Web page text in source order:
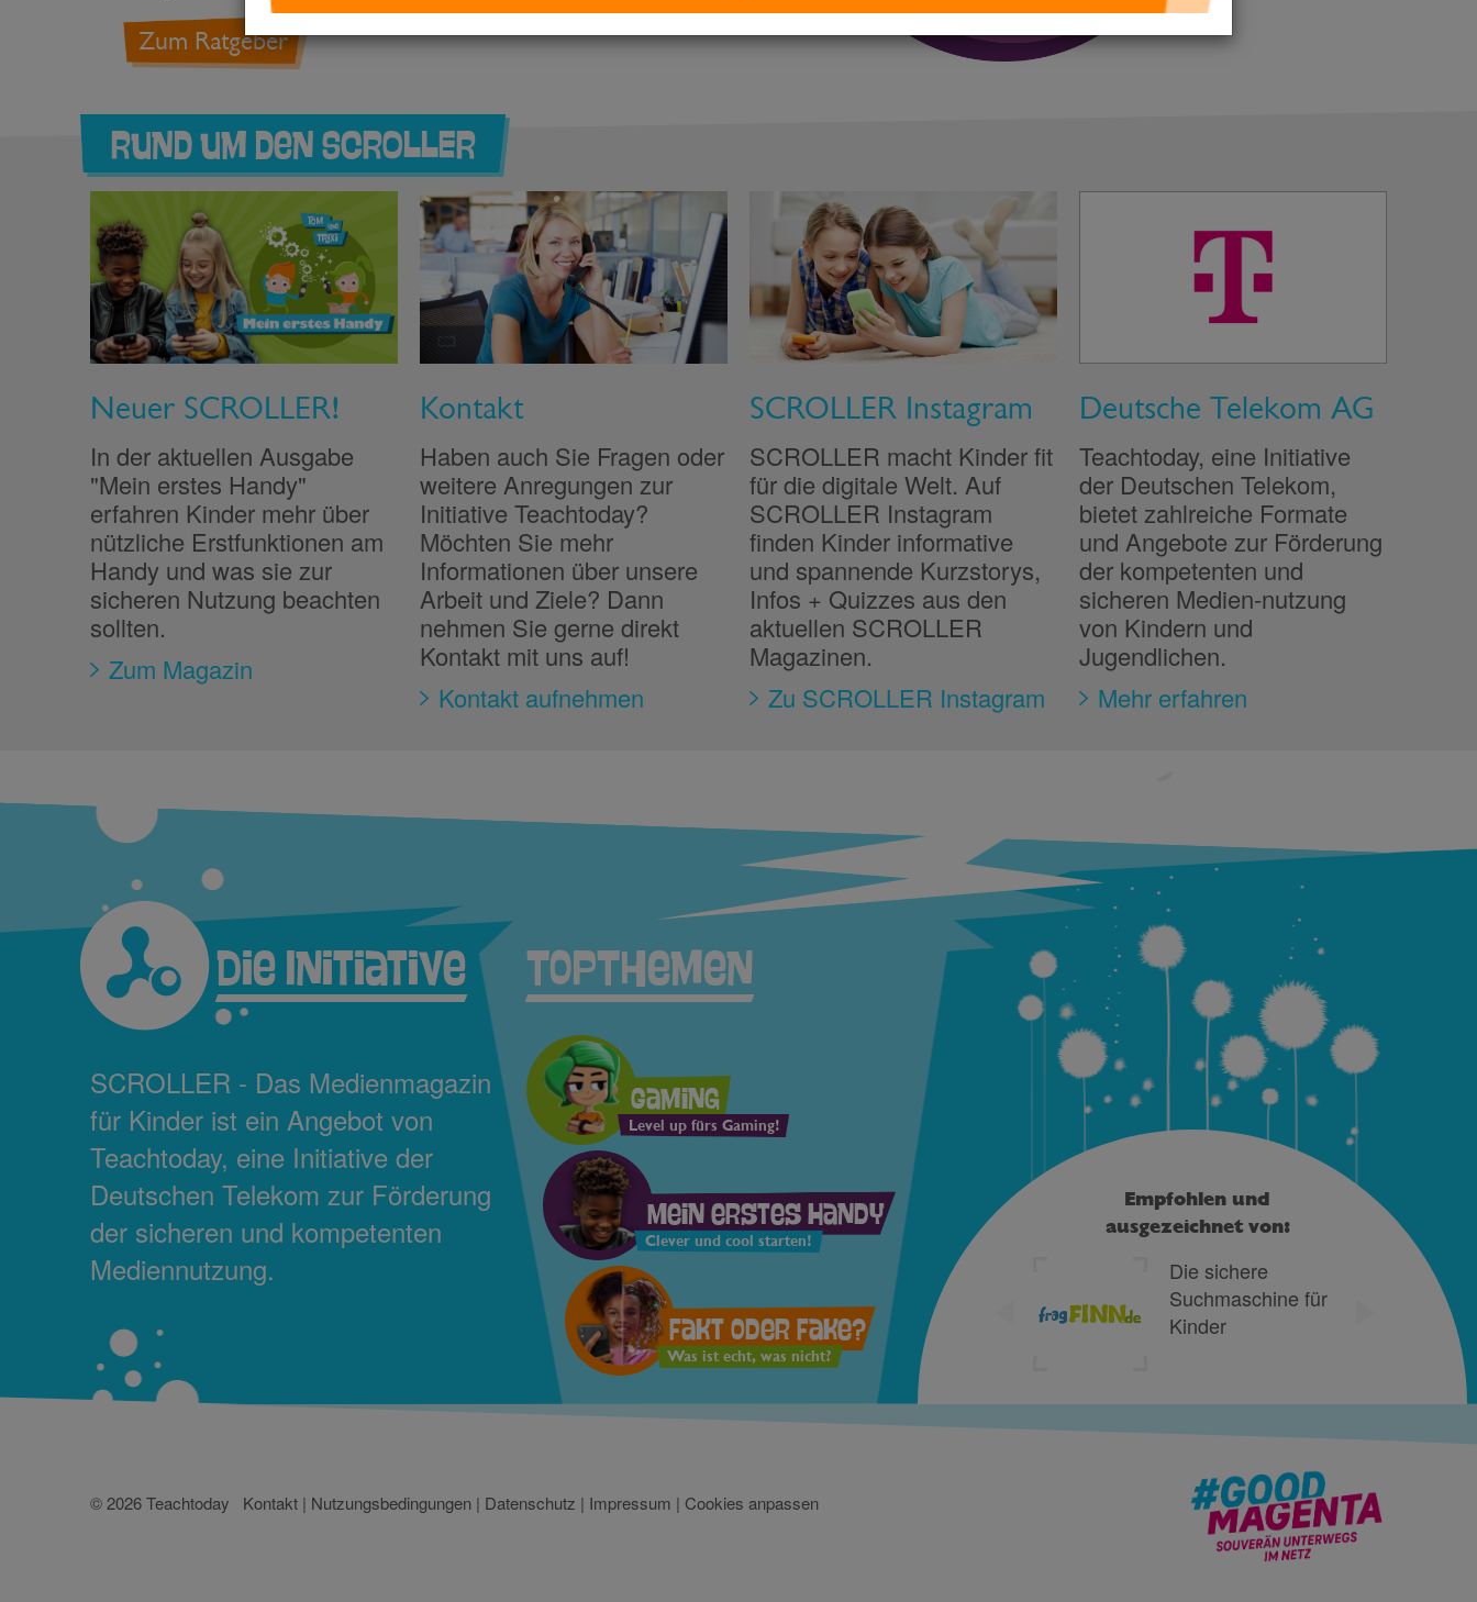
Zum Ratgeber
Rund um den SCROLLER
Neuer SCROLLER!
In der aktuellen Ausgabe
"Mein erstes Handy"
erfahren Kinder mehr über
nützliche Erstfunktionen am
Handy und was sie zur
sicheren Nutzung beachten
sollten.
Zum Magazin
Kontakt
Haben auch Sie Fragen oder
weitere Anregungen zur
Initiative Teachtoday?
Möchten Sie mehr
Informationen über unsere
Arbeit und Ziele? Dann
nehmen Sie gerne direkt
Kontakt mit uns auf!
Kontakt aufnehmen
SCROLLER Instagram
SCROLLER macht Kinder fit
für die digitale Welt. Auf
SCROLLER Instagram
finden Kinder informative
und spannende Kurzstorys,
Infos + Quizzes aus den
aktuellen SCROLLER
Magazinen.
Zu SCROLLER Instagram
Deutsche Telekom AG
Teachtoday, eine Initiative
der Deutschen Telekom,
bietet zahlreiche Formate
und Angebote zur Förderung
der kompetenten und
sicheren Medien-nutzung
von Kindern und
Jugendlichen.
Mehr erfahren
Die Initiative
SCROLLER - Das Medienmagazin
für Kinder ist ein Angebot von
Teachtoday, eine Initiative der
Deutschen Telekom zur Förderung
der sicheren und kompetenten
Mediennutzung.
TopThemen
Gaming
Level up fürs Gaming!
Mein erstes Handy
Clever und cool starten!
Fakt oder Fake?
Was ist echt, was nicht?
Empfohlen und
ausgezeichnet von:
Die sichere
Suchmaschine für
Kinder
© 2026 Teachtoday Kontakt | Nutzungsbedingungen | Datenschutz | Impressum | Cookies anpassen